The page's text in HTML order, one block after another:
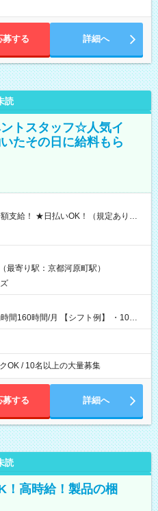
募する 詳細へ
読
トスタッフ☆人気イ
たその日に給料もら
お仕事後はコンビニATMから 日払
最寄り駅：京都河原町駅）
【シフト例】 ・10：
OK / 10名以上の大量募集
募する 詳細へ
読
！高時給！製品の梱